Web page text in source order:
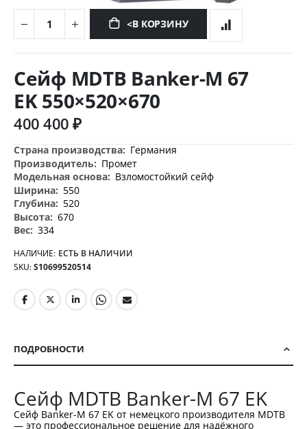
<В КОРЗИНУ
началу
изображений
Сейф MDTB Banker-M 67
EK 550×520×670
400 400 ₽
Дополнительная
информация
Германия
Промет
Взломостойкий сейф
550
520
670
334
НАЛИЧИЕ: ЕСТЬ В НАЛИЧИИ
SKU S10699520514
ПОДРОБНОСТИ
Сейф MDTB Banker-M 67 EK
Сейф Banker-M 67 EK от немецкого производителя MDTB
— это профессиональное решение для надёжного